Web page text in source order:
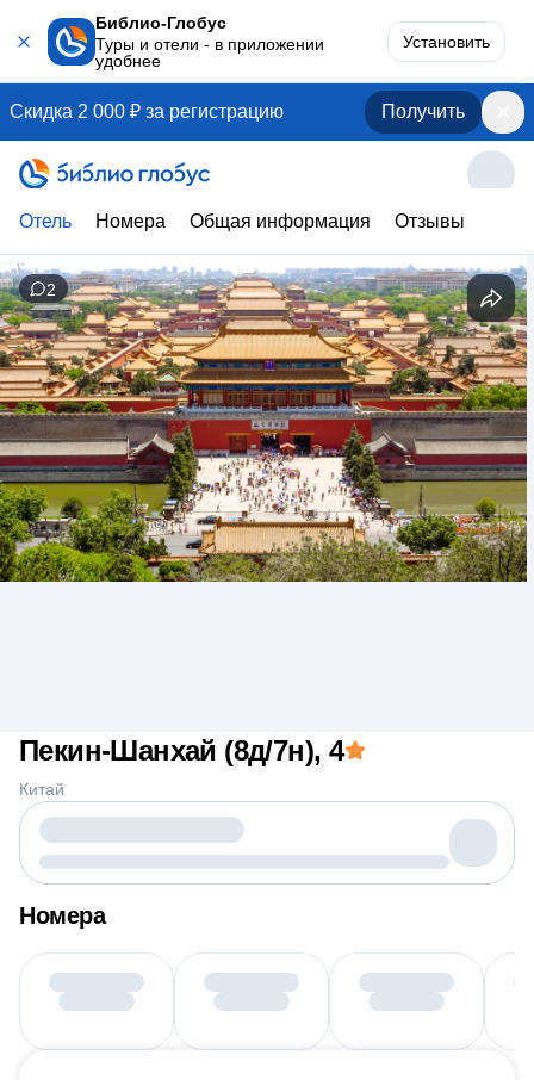
Библио-Глобус
Туры и отели - в приложении
удобнее
Установить
Скидка 2 000 ₽ за регистрацию Получить
Отель Номера Общая информация Отзывы
Пекин-Шанхай (8д/7н), 4
Китай
2
Номера